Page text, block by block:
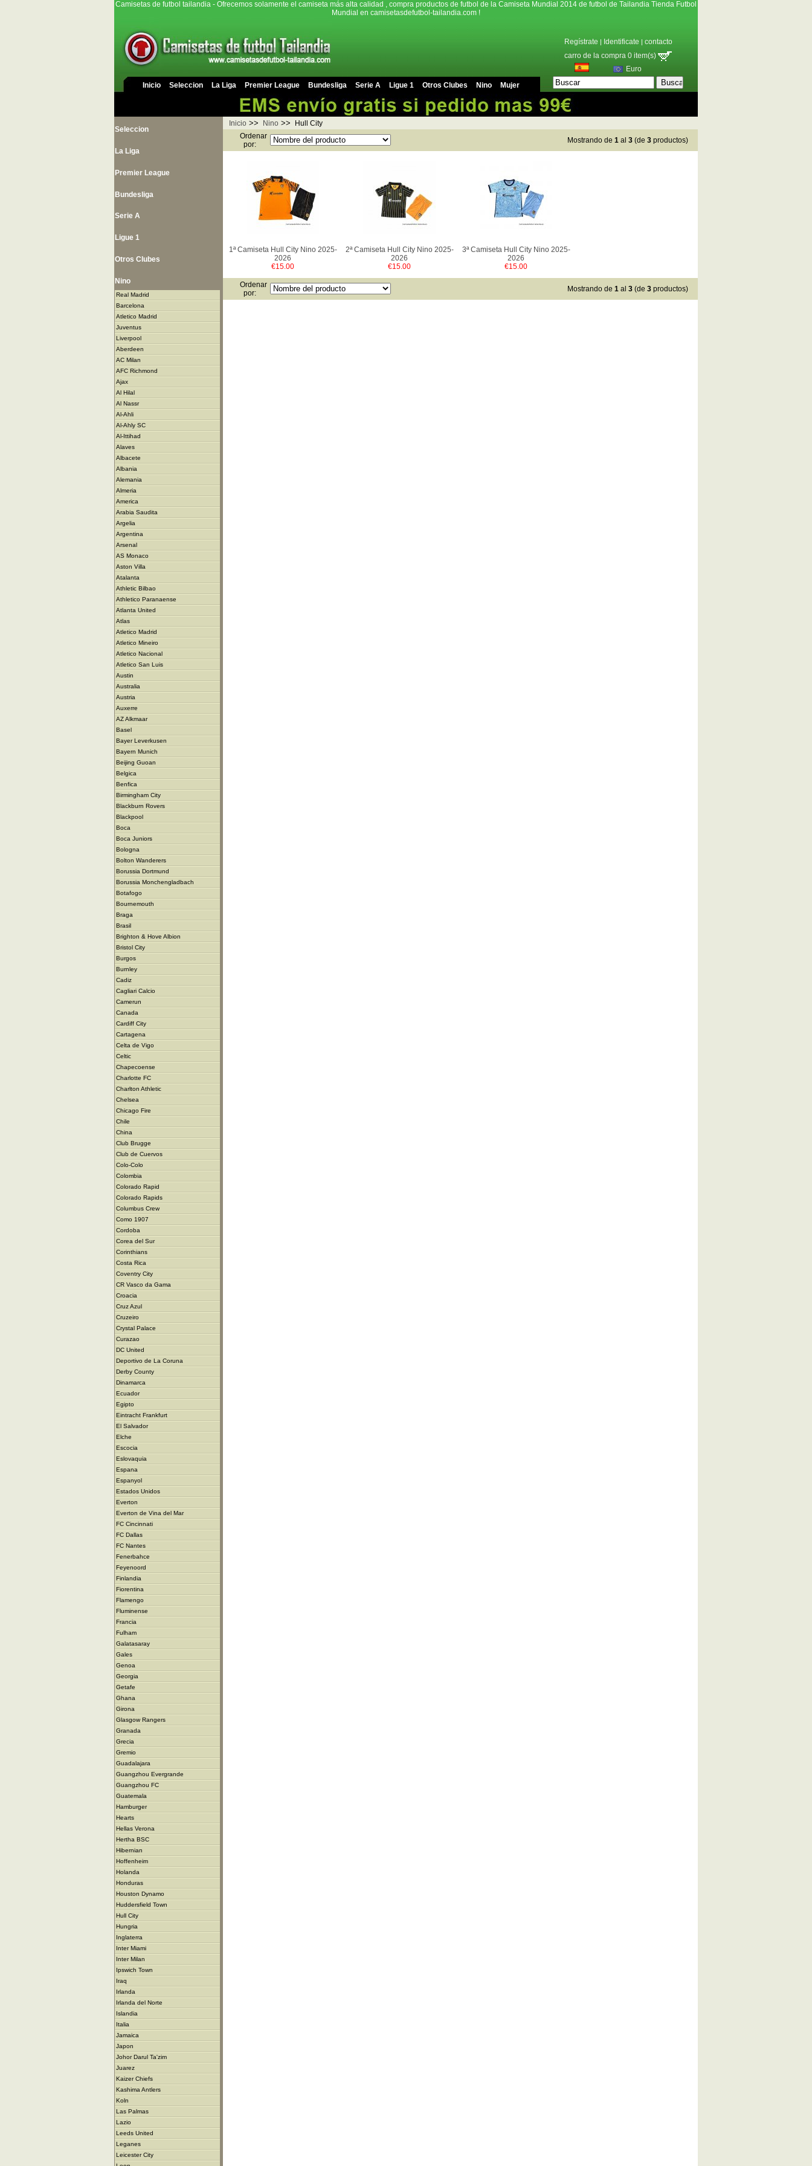
Camisetas de futbol tailandia - Ofrecemos solamente el camiseta más alta calidad , compra productos de futbol de la Camiseta Mundial 2014 de futbol de Tailandia Tienda Futbol
Mundial en camisetasdefutbol-tailandia.com !
Inicio Seleccion La Liga Premier League Bundesliga Serie A Ligue 1 Otros Clubes Nino Mujer
Regístrate | Identificate | contacto
carro de la compra 0 item(s)
Euro
Seleccion
La Liga
Premier League
Bundesliga
Serie A
Ligue 1
Otros Clubes
Nino
Real Madrid
Barcelona
Atletico Madrid
Juventus
Liverpool
Aberdeen
AC Milan
AFC Richmond
Ajax
Al Hilal
Al Nassr
Al-Ahli
Al-Ahly SC
Al-Ittihad
Alaves
Albacete
Albania
Alemania
Almeria
America
Arabia Saudita
Argelia
Argentina
Arsenal
AS Monaco
Aston Villa
Atalanta
Athletic Bilbao
Athletico Paranaense
Atlanta United
Atlas
Atletico Madrid
Atletico Mineiro
Atletico Nacional
Atletico San Luis
Austin
Australia
Austria
Auxerre
AZ Alkmaar
Basel
Bayer Leverkusen
Bayern Munich
Beijing Guoan
Belgica
Benfica
Birmingham City
Blackburn Rovers
Blackpool
Boca
Boca Juniors
Bologna
Bolton Wanderers
Borussia Dortmund
Borussia Monchengladbach
Botafogo
Bournemouth
Braga
Brasil
Brighton & Hove Albion
Bristol City
Burgos
Burnley
Cadiz
Cagliari Calcio
Camerun
Canada
Cardiff City
Cartagena
Celta de Vigo
Celtic
Chapecoense
Charlotte FC
Charlton Athletic
Chelsea
Chicago Fire
Chile
China
Club Brugge
Club de Cuervos
Colo-Colo
Colombia
Colorado Rapid
Colorado Rapids
Columbus Crew
Como 1907
Cordoba
Corea del Sur
Corinthians
Costa Rica
Coventry City
CR Vasco da Gama
Croacia
Cruz Azul
Cruzeiro
Crystal Palace
Curazao
DC United
Deportivo de La Coruna
Derby County
Dinamarca
Ecuador
Egipto
Eintracht Frankfurt
El Salvador
Elche
Escocia
Eslovaquia
Espana
Espanyol
Estados Unidos
Everton
Everton de Vina del Mar
FC Cincinnati
FC Dallas
FC Nantes
Fenerbahce
Feyenoord
Finlandia
Fiorentina
Flamengo
Fluminense
Francia
Fulham
Galatasaray
Gales
Genoa
Georgia
Getafe
Ghana
Girona
Glasgow Rangers
Granada
Grecia
Gremio
Guadalajara
Guangzhou Evergrande
Guangzhou FC
Guatemala
Hamburger
Hearts
Hellas Verona
Hertha BSC
Hibernian
Hoffenheim
Holanda
Honduras
Houston Dynamo
Huddersfield Town
Hull City
Hungria
Inglaterra
Inter Miami
Inter Milan
Ipswich Town
Iraq
Irlanda
Irlanda del Norte
Islandia
Italia
Jamaica
Japon
Johor Darul Ta'zim
Juarez
Kaizer Chiefs
Kashima Antlers
Koln
Las Palmas
Lazio
Leeds United
Leganes
Leicester City
Inicio >> Nino >>
Hull City
Ordenar
por:
Mostrando de 1 al 3 (de 3 productos)
1ª Camiseta Hull City Nino 2025-
2026
€15.00
2ª Camiseta Hull City Nino 2025-
2026
€15.00
3ª Camiseta Hull City Nino 2025-
2026
€15.00
Ordenar
por:
Mostrando de 1 al 3 (de 3 productos)